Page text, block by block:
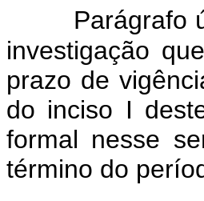
Parágrafo
investigação
prazo de
do inciso I
formal nesse
término do